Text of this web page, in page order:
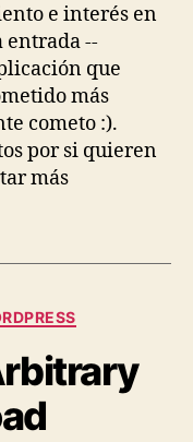
e interés en
entrada --
que
más
cometo :).
por si quieren
más